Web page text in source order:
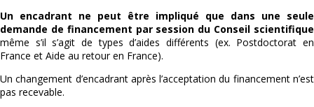
Un encadrant ne peut être impliqué que dans une seule
demande de financement par session du Conseil scientifique
même s’il s’agit de types d’aides différents (ex. Postdoctorat en
France et Aide au retour en France).
Un changement d’encadrant après l’acceptation du financement n’est
pas recevable.